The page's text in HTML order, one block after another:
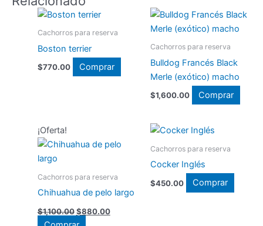
Cachorros para reserva
Boston terrier
$770.00 Comprar
Cachorros para reserva
Bulldog Francés Black
Merle (exótico) macho
$1,600.00 Comprar
¡Oferta!
Cachorros para reserva
Chihuahua de pelo largo
$1,100.00 El
precio
$880.00El
precio
Cachorros para reserva
Cocker Inglés
$450.00 Comprar